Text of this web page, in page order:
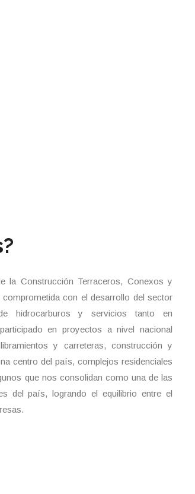
la Construcción Terraceros, Conexos y
con el desarrollo del sector
hidrocarburos y servicios tanto en
en proyectos a nivel nacional
y carreteras, construcción y
centro del país, complejos residenciales
que nos consolidan como una de las
del país, logrando el equilibrio entre el